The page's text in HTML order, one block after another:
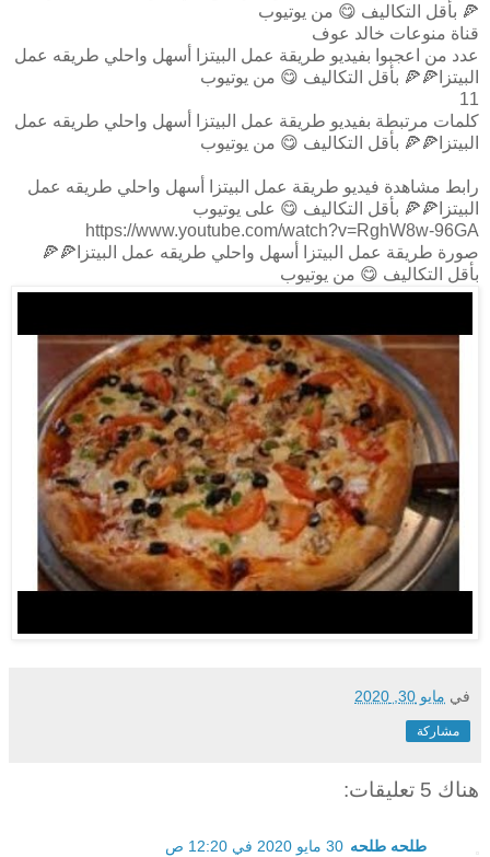
🍕 بأقل التكاليف 😋 من يوتيوب
قناة منوعات خالد عوف
عدد من اعجبوا بفيديو طريقة عمل البيتزا أسهل واحلي طريقه عمل
البيتزا🍕🍕 بأقل التكاليف 😋 من يوتيوب
11
كلمات مرتبطة بفيديو طريقة عمل البيتزا أسهل واحلي طريقه عمل
البيتزا🍕🍕 بأقل التكاليف 😋 من يوتيوب
رابط مشاهدة فيديو طريقة عمل البيتزا أسهل واحلي طريقه عمل
البيتزا🍕🍕 بأقل التكاليف 😋 على يوتيوب
https://www.youtube.com/watch?v=RghW8w-96GA
صورة طريقة عمل البيتزا أسهل واحلي طريقه عمل البيتزا🍕🍕
بأقل التكاليف 😋 من يوتيوب
في مايو 30, 2020
مشاركة
هناك 5 تعليقات:
طلحه طلحه 30 مايو 2020 في 12:20 ص